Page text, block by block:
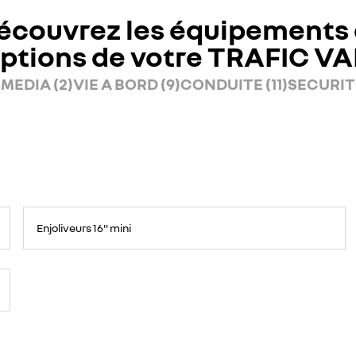
les équipements
de votre TRAFIC
(2)VIE A BORD (9)CONDUITE (11)
Enjoliveurs 16" mini